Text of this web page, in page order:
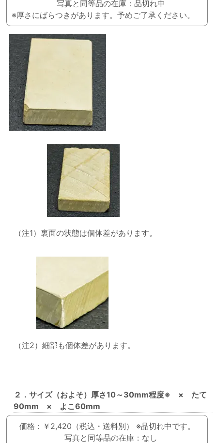
写真と同等品の在庫：品切れ中
※厚さにばらつきがあります。予めご了承ください。
（注1）裏面の状態は個体差があります。
（注2）細部も個体差があります。
２．サイズ（およそ）厚さ10～30mm程度※ × たて
90mm × よこ60mm
価格：￥2,420（税込・送料別） ※品切れ中です。
写真と同等品の在庫：なし